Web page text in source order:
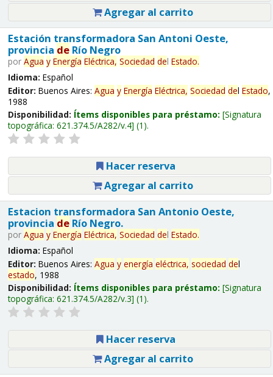
Agregar al carrito
Estación transformadora San Antoni Oeste,
provincia deRío Negro
por Agua y Energía Eléctrica, Sociedad del Estado.
Idioma: Español
Editor: Buenos Aires: Agua y Energía Eléctrica, Sociedad del Estado,
1988
Disponibilidad: Ítems disponibles para préstamo: Signatura
topográfica: 621.374.5/A282/v.4 (1).
Hacer reserva
Agregar al carrito
Estacion transformadora San Antonio Oeste,
provincia deRío Negro.
por Agua y Energía Eléctrica, Sociedad del Estado.
Idioma: Español
Editor: Buenos Aires: Agua y energía eléctrica, sociedad del
estado, 1988
Disponibilidad: Ítems disponibles para préstamo: Signatura
topográfica: 621.374.5/A282/v.3 (1).
Hacer reserva
Agregar al carrito